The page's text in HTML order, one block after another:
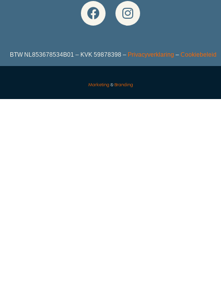
BTW NL853678534B01 – KVK 59878398 – Privacyverklaring – Cookiebeleid
Marketing & Branding